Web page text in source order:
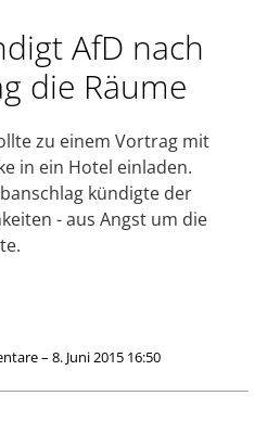
AfD nach
die Räume
zu einem Vortrag mit
in ein Hotel einladen.
kündigte der
- aus Angst um die
– 8. Juni 2015 16:50